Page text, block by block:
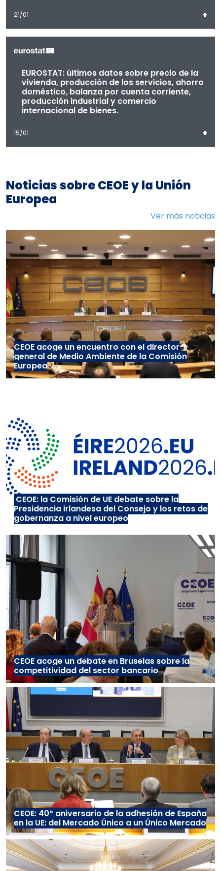
21/01 +
EUROSTAT: últimos datos sobre precio de la
vivienda, producción de los servicios, ahorro
doméstico, balanza por cuenta corriente,
producción industrial y comercio
internacional de bienes.
15/01 +
Noticias sobre CEOE y la Unión
Europea
Ver más noticias
CEOE acoge un encuentro con el director
general de Medio Ambiente de la Comisión
Europea
CEOE: la Comisión de UE debate sobre la
Presidencia irlandesa del Consejo y los retos de
gobernanza a nivel europeo
CEOE acoge un debate en Bruselas sobre la
competitividad del sector bancario
CEOE: 40º aniversario de la adhesión de España
en la UE: del Mercado Único a un Único Mercado